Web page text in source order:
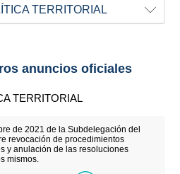
TERRITORIAL
anuncios oficiales
TERRITORIAL
de 2021 de la Subdelegación del
revocación de procedimientos
y anulación de las resoluciones
mismos.